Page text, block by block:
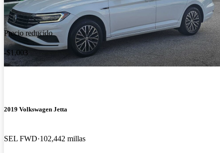
Precio reducido
-$1,003
2019 Volkswagen Jetta
SEL FWD 102,442 millas